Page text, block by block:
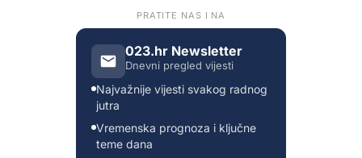
PRATITE NAS I NA
023.hr Newsletter
Dnevni pregled vijesti
Najvažnije vijesti svakog radnog
jutra
Vremenska prognoza i ključne
teme dana